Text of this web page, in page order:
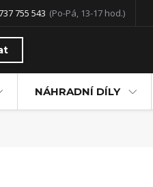
755 543 (Po-Pá, 13-17 hod.)
NÁHRADNÍ DÍLY